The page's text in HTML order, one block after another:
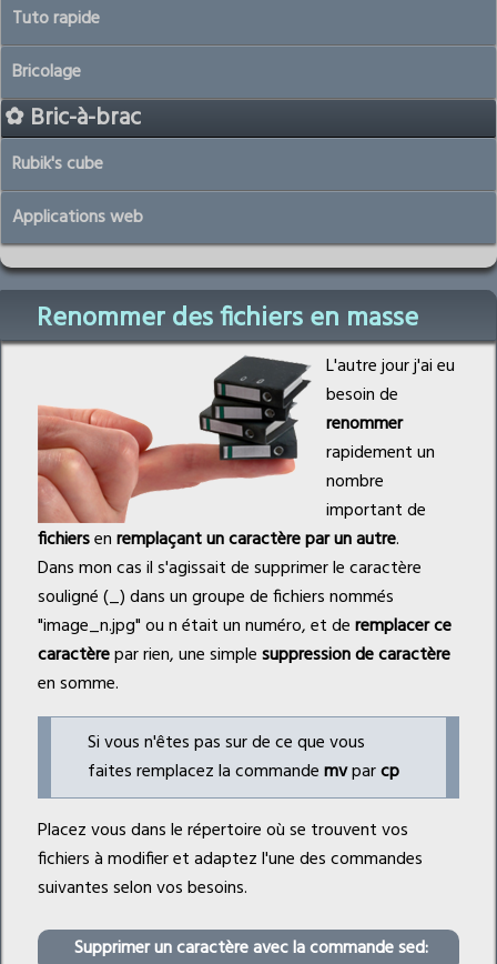
Tuto rapide
Bricolage
✿ Bric-à-brac
Rubik's cube
Applications web
Renommer des fichiers en masse
L'autre jour j'ai eu
besoin de
renommer
rapidement un
nombre
important de
fichiersenremplaçant un caractère par un autre.
Dans mon cas il s'agissait de supprimer le caractère
souligné (_) dans un groupe de fichiers nommés
"image_n.jpg" ou n était un numéro, et deremplacer ce
caractèrepar rien, une simplesuppression de caractère
en somme.
Si vous n'êtes pas sur de ce que vous
faites remplacez la commandemvparcp
Placez vous dans le répertoire où se trouvent vos
fichiers à modifier et adaptez l'une des commandes
suivantes selon vos besoins.
Supprimer un caractère avec la commandesed: